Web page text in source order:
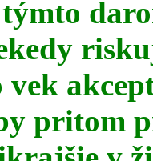
vek
pritom